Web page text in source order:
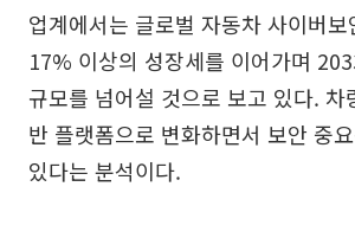
업계에서는 글로벌 자동차 사이버
17% 이상의 성장세를 이어가며
규모를 넘어설 것으로 보고 있다. 차
반 플랫폼으로 변화하면서 보안 중
있다는 분석이다.